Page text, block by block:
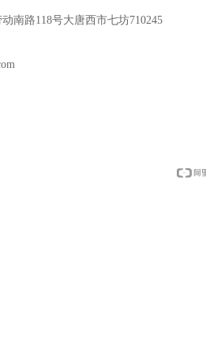
南路118号大唐西市七坊710245